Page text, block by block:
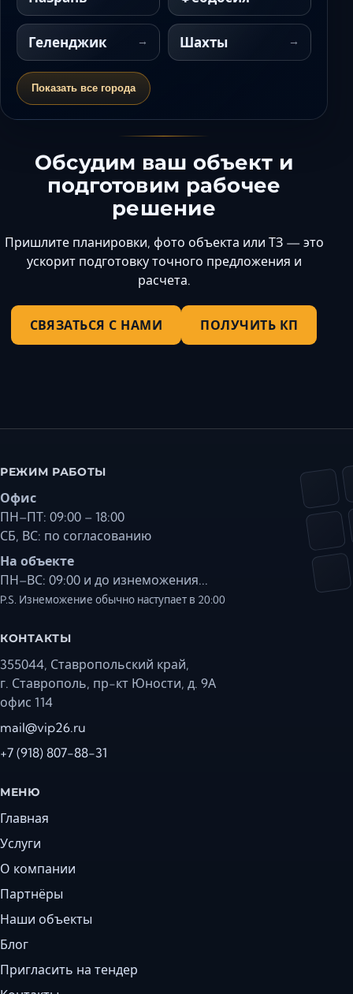
Геленджик Шахты
Показать все города
Обсудим ваш объект и
подготовим рабочее
решение
Пришлите планировки, фото объекта или ТЗ — это
ускорит подготовку точного предложения и
расчета.
СВЯЗАТЬСЯ С НАМИ ПОЛУЧИТЬ КП
РЕЖИМ РАБОТЫ
Офис
ПН–ПТ: 09:00 – 18:00
СБ, ВС: по согласованию
На объекте
ПН–ВС: 09:00 и до изнеможения...
P.S. Изнеможение обычно наступает в 20:00
КОНТАКТЫ
355044, Ставропольский край,
г. Ставрополь, пр-кт Юности, д. 9А
офис 114
mail@vip26.ru
+7 (918) 807-88-31
МЕНЮ
Главная
Услуги
О компании
Партнёры
Наши объекты
Блог
Пригласить на тендер